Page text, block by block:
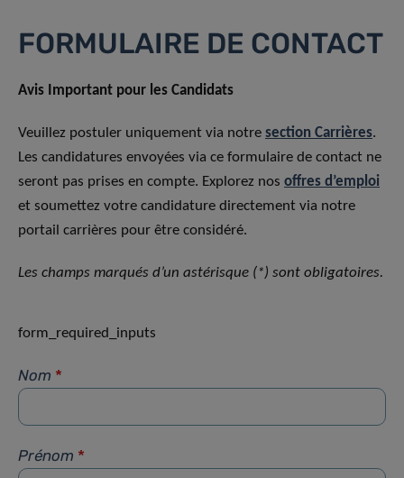
FORMULAIRE DE CONTACT
Avis Important pour les Candidats
Veuillez postuler uniquement via notre section Carrières.
Les candidatures envoyées via ce formulaire de contact ne
seront pas prises en compte. Explorez nos offres d’emploi
et soumettez votre candidature directement via notre
portail carrières pour être considéré.
Les champs marqués d’un astérisque (*) sont obligatoires.
form_required_inputs
Nom *
Prénom *